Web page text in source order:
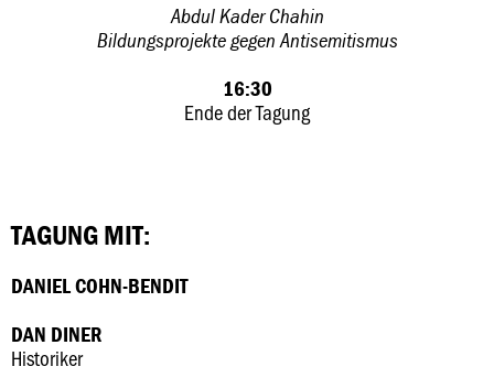
Abdul Kader Chahin
Bildungsprojekte gegen Antisemitismus
16:30
Ende der Tagung
TAGUNG MIT:
DANIEL COHN-BENDIT
DAN DINER
Historiker